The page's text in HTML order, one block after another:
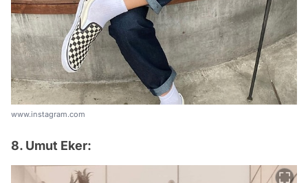
www.instagram.com
8. Umut Eker: